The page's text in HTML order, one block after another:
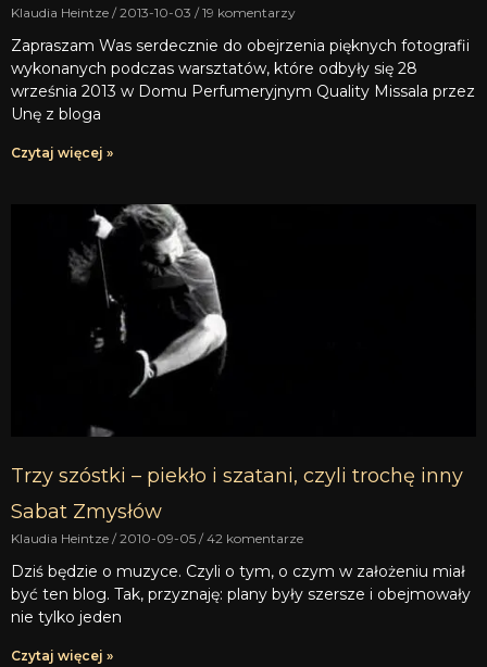
Klaudia Heintze 2013-10-03 19 komentarzy
Zapraszam Was serdecznie do obejrzenia pięknych fotografii
wykonanych podczas warsztatów, które odbyły się 28
września 2013 w Domu Perfumeryjnym Quality Missala przez
Unę z bloga
Czytaj więcej »
Trzy szóstki – piekło i szatani, czyli trochę inny
Sabat Zmysłów
Klaudia Heintze 2010-09-05 42 komentarze
Dziś będzie o muzyce. Czyli o tym, o czym w założeniu miał
być ten blog. Tak, przyznaję: plany były szersze i obejmowały
nie tylko jeden
Czytaj więcej »